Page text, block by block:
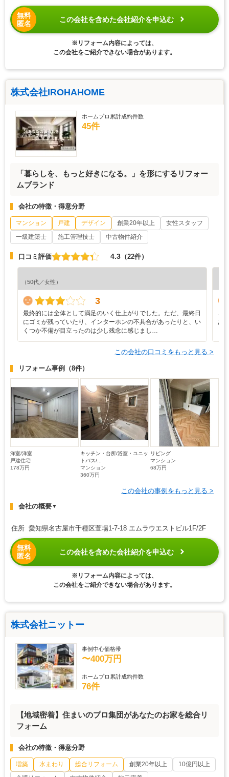
無料
匿名
この会社を含めた会社紹介を申込む
※リフォーム内容によっては、
この会社をご紹介できない場合があります。
株式会社IROHAHOME
ホームプロ累計成約件数
45件
「暮らしを、もっと好きになる。」を形にするリフォー
ムブランド
会社の特徴・得意分野
マンション 戸建 デザイン 創業20年以上
女性スタッフ
一級建築士
施工管理技士 中古物件紹介
口コミ評価 4.3 （22件）
（50代／女性）
3
最終的には全体として満足のいく仕上がりでした。ただ、最終日
にゴミが残っていたり、インターホンの不具合があったりと、い
くつか不備が目立ったのは少し残念に感じまし…
こ
あ
この会社の口コミをもっと見る >
リフォーム事例 （8件）
洋室/洋室
戸建住宅
178万円
キッチン・台所/浴室・ユニッ
トバス/...
マンション
360万円
リビング
マンション
68万円
この会社の事例をもっと見る >
会社の概要▼
住所 愛知県名古屋市千種区萱場1-7-18 エムラウエストビル1F/2F
無料
匿名
この会社を含めた会社紹介を申込む
※リフォーム内容によっては、
この会社をご紹介できない場合があります。
株式会社ニットー
事例中心価格帯
〜400万円
ホームプロ累計成約件数
76件
【地域密着】住まいのプロ集団があなたのお家を総合リ
フォーム
会社の特徴・得意分野
増築 水まわり 総合リフォーム 創業20年以上
10億円以上